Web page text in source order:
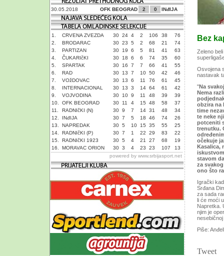
30.05.2018 OFK BEOGRAD 2 0 INđIJA
1. CRVENA ZVEZDA 30 24 4 2 106 38
76
2.
BRODARAC 30 23 5 2 68 21
74
3.
PARTIZAN 30 19 6 5 81 41
63
4.
ČUKARIčKI 30 18 6 6 74 35
60
5.
SPARTAK 30 16 7 7 66 41
55
6.
RAD 30 13 7 10 50 42
46
7.
VOžDOVAC 30 13 6 11 76 61
45
8.
INTERNACIONAL 30 13 3 14 64 61
42
9.
VOJVODINA 30 10 9 11 48 39
39
10.
OFK BEOGRAD 30 11 4 15 48 58
37
11.
RADNIčKI (N) 30 9 7 14 31 48
34
12.
INđIJA 30 7 5 18 46 74
26
13.
NAPREDAK 30 5 10 15 35 55
25
14.
RADNIčKI (P) 30 7 1 22 29 83
22
15.
RADNIčKI 1923 30 5 4 21 27 68
19
16.
MORAVAC ORION 30 3 4 23 23 107
13
powered by www.srbijasport.net
Bez
Zeleno
Osvojena
nastavak
"Na
Nema
obzira na
time
te neke
potceniti
trenutku.
očekuje
Kasalica,
stavom
za
ono što
Igrački
Srđana
za sada
li će moći
Napretka.
njim je
Piše:
Tweet